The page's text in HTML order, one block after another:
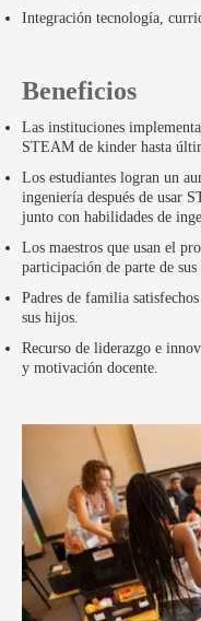
Integración tecnología,
Beneficios
Las instituciones
STEAM de kinder hasta
Los estudiantes logran un
ingeniería después de usar
junto con habilidades de
Los maestros que usan el
participación de parte de sus
Padres de familia
sus hijos.
Recurso de liderazgo e
y motivación docente.